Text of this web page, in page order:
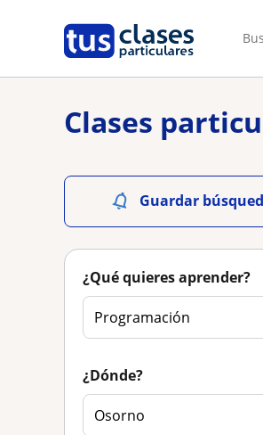
Clases
Guardar
¿Qué quieres aprender?
¿Dónde?